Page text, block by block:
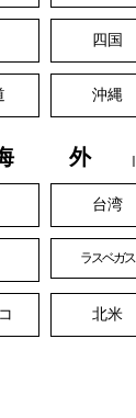
四国
沖縄
外
台湾
ラスベガス
北米